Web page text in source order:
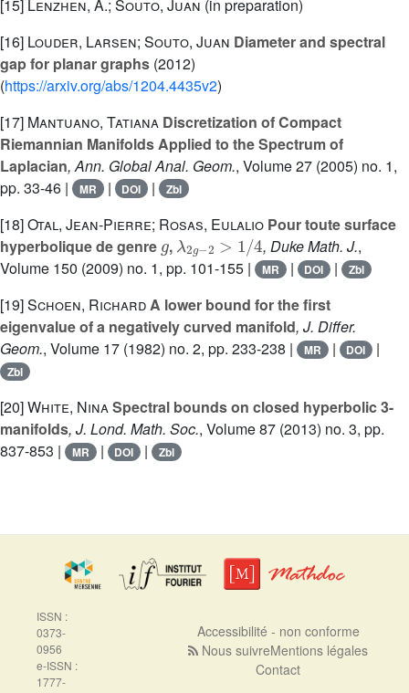
[15] Lenzhen, A.; Souto, Juan (in preparation)
[16] Louder, Larsen; Souto, Juan Diameter and spectral
gap for planar graphs (2012)
(https://arxiv.org/abs/1204.4435v2)
[17] Mantuano, Tatiana Discretization of Compact
Riemannian Manifolds Applied to the Spectrum of
Laplacian, Ann. Global Anal. Geom., Volume 27 (2005) no. 1,
pp. 33-46 |
MR | DOI | Zbl
[18]Otal, Jean-Pierre; Rosas, Eulalio Pour toute surface
hyperbolique de genre
g
,
λ2g -2>1/4
, Duke Math. J.,
Volume 150 (2009) no. 1, pp. 101-155 | MR | DOI | Zbl
[19]Schoen, RichardA lower bound for the first
eigenvalue of a negatively curved manifold, J. Differ.
Geom., Volume 17 (1982) no. 2, pp. 233-238 | MR | DOI |
Zbl
[20]White, NinaSpectral bounds on closed hyperbolic 3-
manifolds, J. Lond. Math. Soc., Volume 87 (2013) no. 3, pp.
837-853 |
MR | DOI | Zbl
ISSN :
0373-
0956
e-ISSN :
1777-
Accessibilité - non conforme
Nous suivreMentions légales
Contact